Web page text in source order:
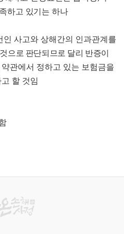
하고 있기는 하나
인 사고와 상해간의 인과관계를
으로 판단되므로 달리 반증이
약관에서 정하고 있는 보험금을
할 것임